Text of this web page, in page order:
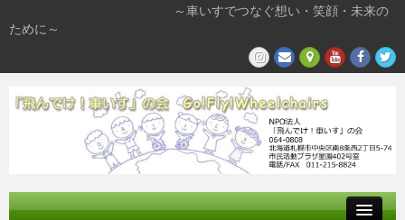
～車いすでつなぐ想い・笑顔・未来の
ために～